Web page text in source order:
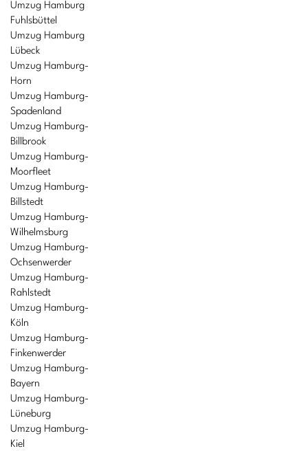
Umzug Hamburg
Fuhlsbüttel
Umzug Hamburg
Lübeck
Umzug Hamburg-
Horn
Umzug Hamburg-
Spadenland
Umzug Hamburg-
Billbrook
Umzug Hamburg-
Moorfleet
Umzug Hamburg-
Billstedt
Umzug Hamburg-
Wilhelmsburg
Umzug Hamburg-
Ochsenwerder
Umzug Hamburg-
Rahlstedt
Umzug Hamburg-
Köln
Umzug Hamburg-
Finkenwerder
Umzug Hamburg-
Bayern
Umzug Hamburg-
Lüneburg
Umzug Hamburg-
Kiel